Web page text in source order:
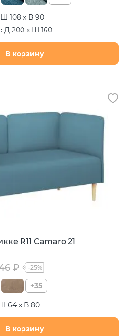
108 х В 90
Д 200 х Ш 160
В корзину
R11 Camaro 21
₽ -25%
+35
64 х В 80
В корзину